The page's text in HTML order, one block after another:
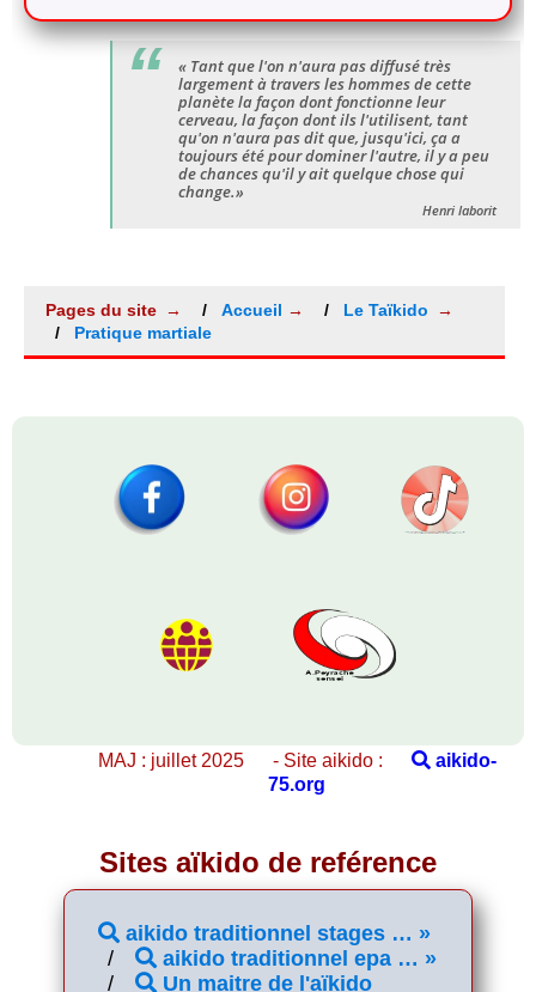
« Tant que l'on n'aura pas diffusé très
largement à travers les hommes de cette
planète la façon dont fonctionne leur
cerveau, la façon dont ils l'utilisent, tant
qu'on n'aura pas dit que, jusqu'ici, ça a
toujours été pour dominer l'autre, il y a peu
de chances qu'il y ait quelque chose qui
change.»
Henri laborit
Pages du site Accueil
Le Taïkido
Pratique martiale
MAJ : juillet 2025 - Site aikido :
aikido-
75.org
Sites aïkido de reférence
aikido traditionnel stages … »
aikido traditionnel epa … »
Un maitre de l'aïkido